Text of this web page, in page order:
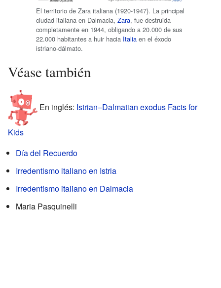
El territorio de Zara italiana (1920-1947). La principal
ciudad italiana en Dalmacia, Zara, fue destruida
completamente en 1944, obligando a 20.000 de sus
22.000 habitantes a huir hacia Italia en el éxodo
istriano-dálmato.
Véase también
En inglés: Istrian–Dalmatian exodus Facts for
Kids
Día del Recuerdo
Irredentismo italiano en Istria
Irredentismo italiano en Dalmacia
Maria Pasquinelli